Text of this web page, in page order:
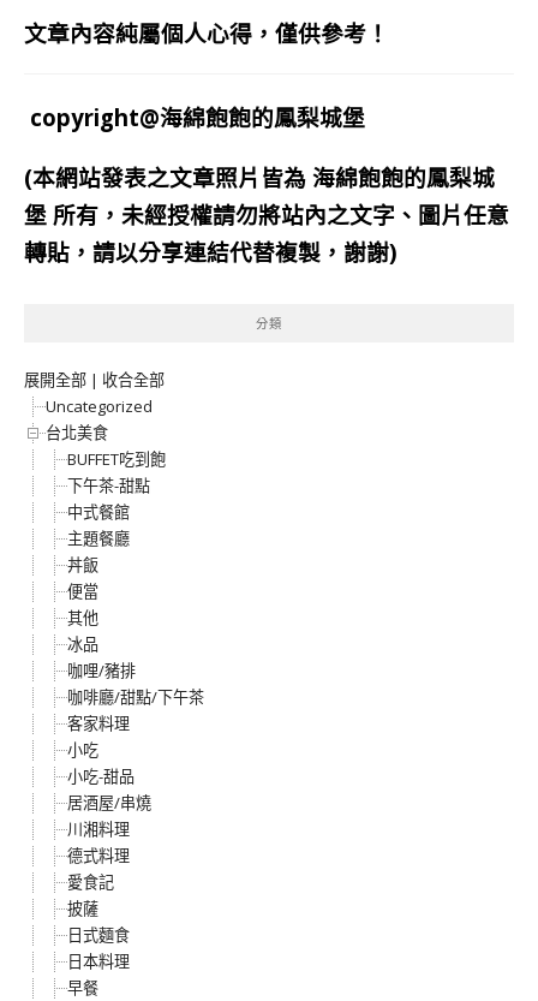
文章內容純屬個人心得，僅供參考！
copyright@海綿飽飽的鳳梨城堡
(本網站發表之文章照片皆為 海綿飽飽的鳳梨城
堡 所有，未經授權請勿將站內之文字、圖片任意
轉貼，請以分享連結代替複製，謝謝)
分類
展開全部 | 收合全部
Uncategorized
台北美食
BUFFET吃到飽
下午茶-甜點
中式餐館
主題餐廳
丼飯
便當
其他
冰品
咖哩/豬排
咖啡廳/甜點/下午茶
客家料理
小吃
小吃-甜品
居酒屋/串燒
川湘料理
德式料理
愛食記
披薩
日式麵食
日本料理
早餐